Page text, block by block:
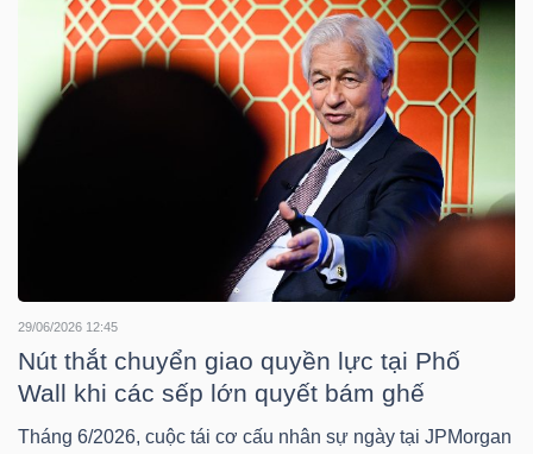
29/06/2026 12:45
Nút thắt chuyển giao quyền lực tại Phố
Wall khi các sếp lớn quyết bám ghế
Tháng 6/2026, cuộc tái cơ cấu nhân sự ngày tại JPMorgan
PHÂN
TÍCH
VIETSTOCKFINANCE